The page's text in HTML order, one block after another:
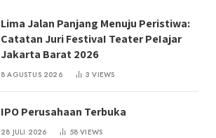
Lima Jalan Panjang Menuju Peristiwa:
Catatan Juri FestivaI Teater PeIajar
Jakarta Barat 2026
8 AGUSTUS 2026 3VIEWS
IPO Perusahaan Terbuka
28 JULI 2026 58VIEWS